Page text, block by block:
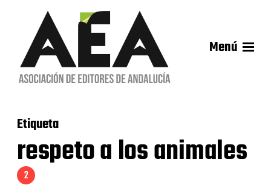
Menú
Etiqueta
respeto a los animales
2